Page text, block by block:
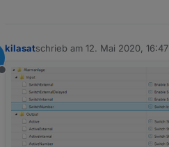
Offline
kilasatschrieb am 12. Mai 2020, 16:47
zuletzt editiert von